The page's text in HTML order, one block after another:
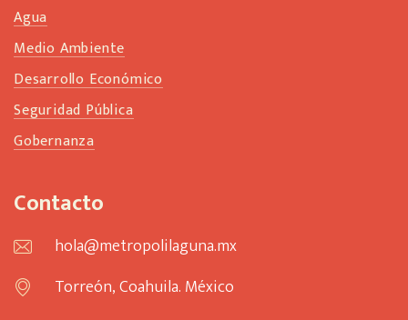
Agua
Medio Ambiente
Desarrollo Económico
Seguridad Pública
Gobernanza
Contacto
hola@metropolilaguna.mx
Torreón, Coahuila. México